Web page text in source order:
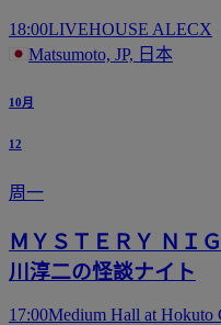
18:00LIVEHOUSE ALECX
Matsumoto, JP, 日本
10月
12
周一
ＭＹＳＴＥＲＹ ＮＩ
川淳二の怪談ナイト
17:00Medium Hall at Hokuto